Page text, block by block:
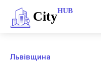
CityHUB
Львівщина